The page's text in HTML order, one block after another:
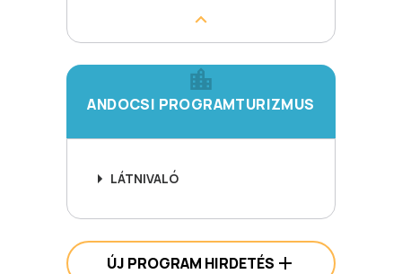
ANDOCSI PROGRAMTURIZMUS
LÁTNIVALÓ
ÚJ PROGRAM HIRDETÉS